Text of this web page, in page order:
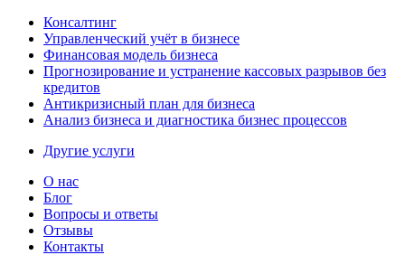
Консалтинг
Управленческий учёт в бизнесе
Финансовая модель бизнеса
Прогнозирование и устранение кассовых разрывов без
кредитов
Антикризисный план для бизнеса
Анализ бизнеса и диагностика бизнес процессов
Другие услуги
О нас
Блог
Вопросы и ответы
Отзывы
Контакты